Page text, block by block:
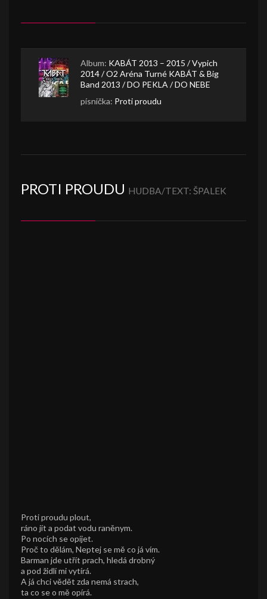
Album: KABÁT 2013 – 2015 / Vypich
2014 / O2 Aréna Turné KABÁT & Big
Band 2013 / DO PEKLA / DO NEBE
písnička: Proti proudu
PROTI PROUDU HUDBA/TEXT: ŠPALEK
Proti proudu plout,
ráno jít a podat vodu raněnym.
Po nocích se opíjet.
Proč to dělám, Neptej se mě co já vím.
Barman jde utřít prach, hledá drobný
a pod židlí mi vytírá.
A já chci vědět zda nemá strach,
ta co se o mě opírá.